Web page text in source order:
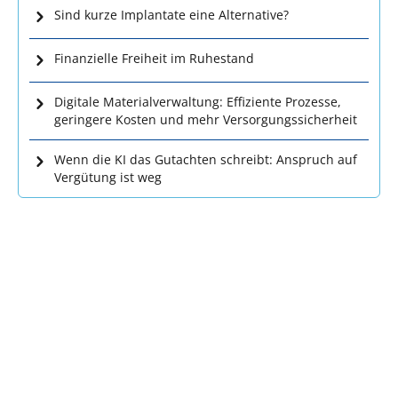
Sind kurze Implantate eine Alternative?
Finanzielle Freiheit im Ruhestand
Digitale Materialverwaltung: Effiziente Prozesse,
geringere Kosten und mehr Versorgungssicherheit
Wenn die KI das Gutachten schreibt: Anspruch auf
Vergütung ist weg